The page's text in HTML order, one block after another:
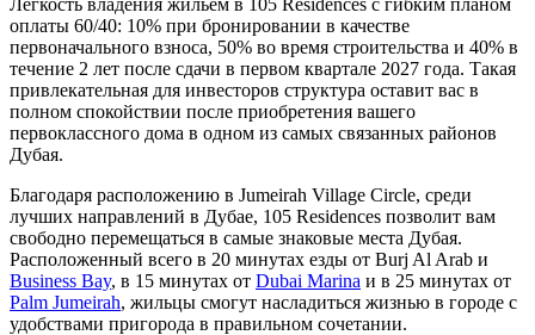
оплаты 60/40: 10% при бронировании в качестве
первоначального взноса, 50% во время строительства и 40% в
течение 2 лет после сдачи в первом квартале 2027 года. Такая
привлекательная для инвесторов структура оставит вас в
полном спокойствии после приобретения вашего
первоклассного дома в одном из самых связанных районов
Дубая.
Благодаря расположению в Jumeirah Village Circle, среди
лучших направлений в Дубае, 105 Residences позволит вам
свободно перемещаться в самые знаковые места Дубая.
Расположенный всего в 20 минутах езды от Burj Al Arab и
Business Bay, в 15 минутах от Dubai Marina и в 25 минутах от
Palm Jumeirah, жильцы смогут насладиться жизнью в городе с
удобствами пригорода в правильном сочетании.